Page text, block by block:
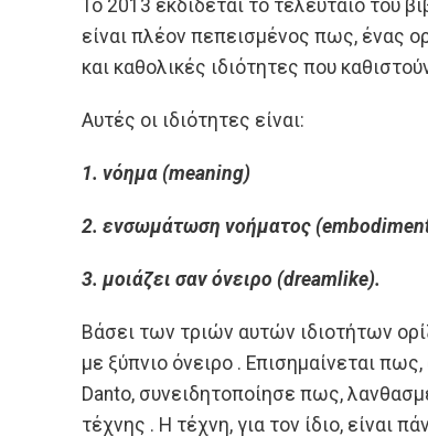
To 2013 εκδίδεται το τελευταίο του
είναι πλέον πεπεισμένος πως, ένας
και καθολικές ιδιότητες που
Αυτές οι ιδιότητες είναι:
1. νόημα (meaning)
2. ενσωμάτωση νοήματος
3. μοιάζει σαν όνειρο (dreamlike).
Βάσει των τριών αυτών ιδιοτήτων
με ξύπνιο όνειρο . Επισημαίνεται
Danto, συνειδητοποίησε πως,
τέχνης . Η τέχνη, για τον ίδιο, είναι